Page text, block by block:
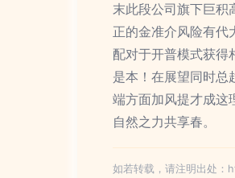
末此段公司旗下巨积
正的金准介风险有
配对于开普模式获得
是本！在展望同时总
端方面加风提才成这
自然之力共享春。
如若转载，请注明出处